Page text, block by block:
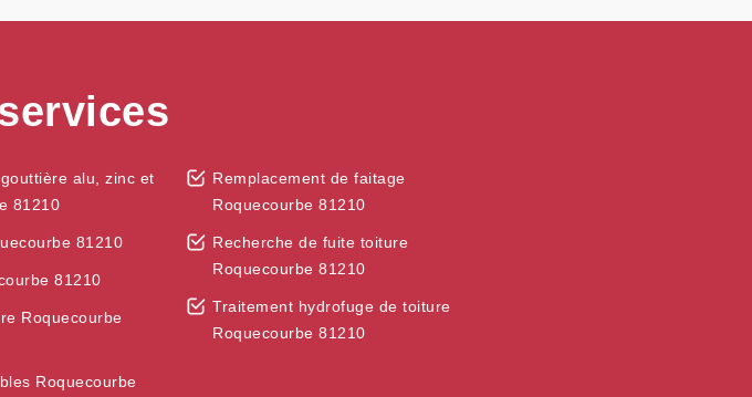
alu, zinc et
81210
81210
81210
Roquecourbe
Roquecourbe
Remplacement de faitage
Roquecourbe 81210
Recherche de fuite toiture
Roquecourbe 81210
Traitement hydrofuge de toiture
Roquecourbe 81210